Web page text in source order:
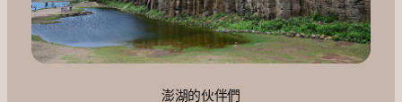
澎湖的伙伴們